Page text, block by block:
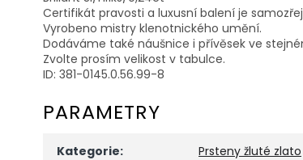
Certifikát pravosti a luxusní balení je
Vyrobeno mistry klenotnického umění.
Dodáváme také náušnice i přívěsek ve
Zvolte prosím velikost v tabulce.
ID: 381-0145.0.56.99-8
PARAMETRY
Kategorie: Prsteny žluté zlato